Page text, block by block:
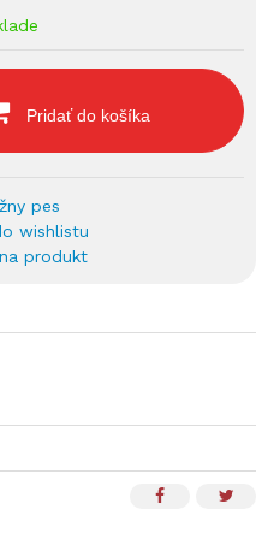
Pridať do košíka
pes
wishlistu
produkt